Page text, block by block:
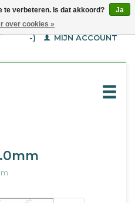
WINKELWAGEN (€--,-
-)
MIJN ACCOUNT
te verbeteren. Is dat akkoord?
Ja
over cookies »